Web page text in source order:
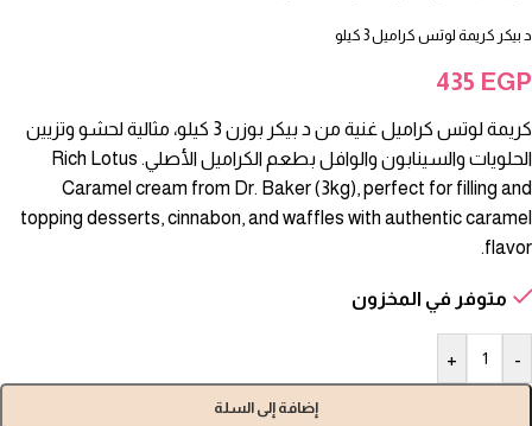
د بيكر كريمة لوتس كراميل 3 كيلو
435 EGP
كريمة لوتس كراميل غنية من د بيكر بوزن 3 كيلو، مثالية لحشو وتزيين
الحلويات والسينابون والوافل بطعم الكراميل الأصلي. Rich Lotus
Caramel cream from Dr. Baker (3kg), perfect for filling and
topping desserts, cinnabon, and waffles with authentic caramel
flavor.
متوفر في المخزون
-
+
إضافة إلى السلة